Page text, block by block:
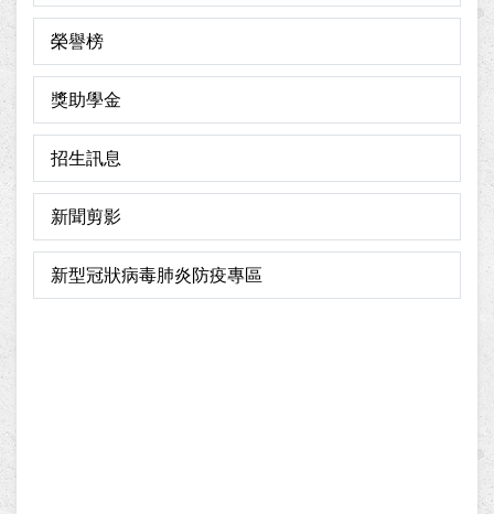
榮譽榜
獎助學金
招生訊息
新聞剪影
新型冠狀病毒肺炎防疫專區